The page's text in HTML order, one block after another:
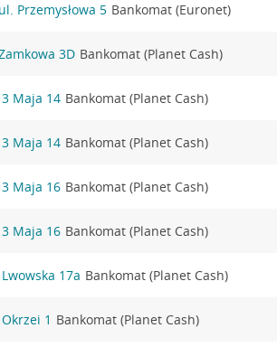
Przemysłowa 5 Bankomat (Euronet)
3D Bankomat (Planet Cash)
Maja 14 Bankomat (Planet Cash)
Maja 14 Bankomat (Planet Cash)
Maja 16 Bankomat (Planet Cash)
Maja 16 Bankomat (Planet Cash)
17a Bankomat (Planet Cash)
1 Bankomat (Planet Cash)